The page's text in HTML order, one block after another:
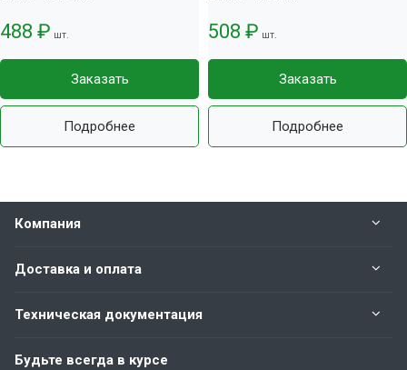
488 ₽ шт.
Заказать
Подробнее
508 ₽ шт.
Заказать
Подробнее
Компания
Доставка и оплата
Техническая документация
Будьте всегда в курсе